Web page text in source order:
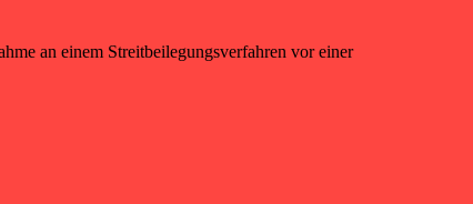
an einem Streitbeilegungsverfahren vor einer